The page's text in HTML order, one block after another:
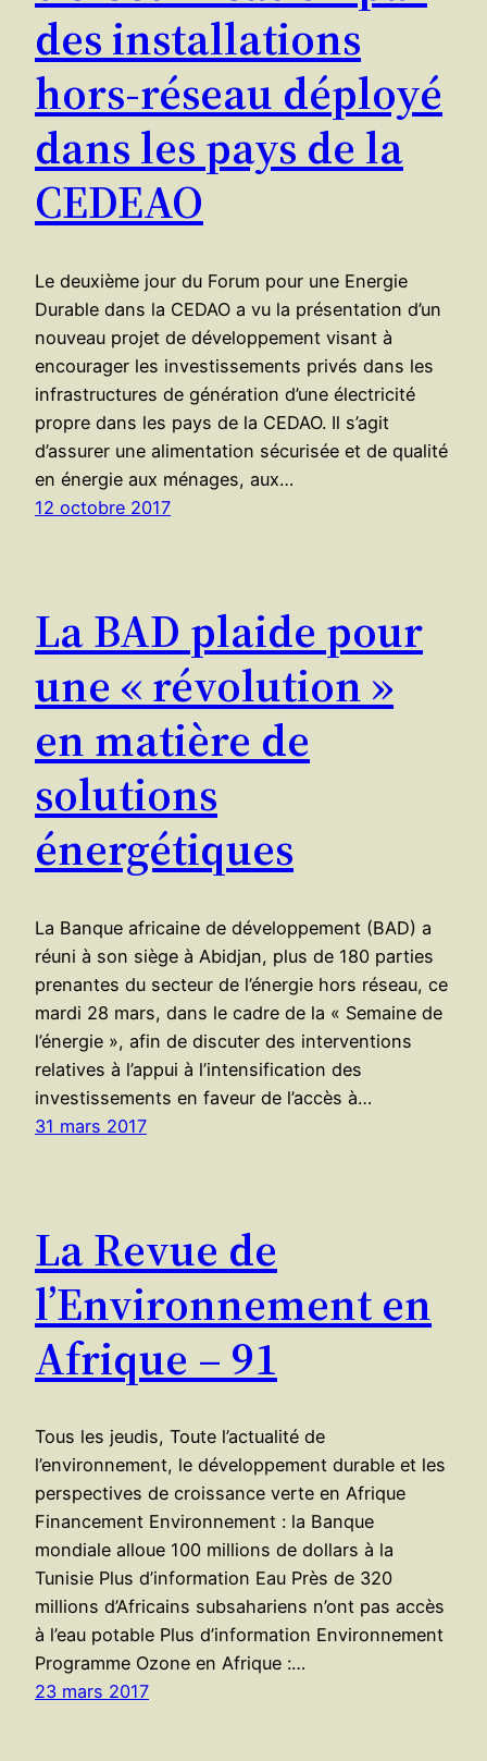
des installations
hors-réseau déployé
dans les pays de la
CEDEAO
Le deuxième jour du Forum pour une Energie
Durable dans la CEDAO a vu la présentation d’un
nouveau projet de développement visant à
encourager les investissements privés dans les
infrastructures de génération d’une électricité
propre dans les pays de la CEDAO. Il s’agit
d’assurer une alimentation sécurisée et de qualité
en énergie aux ménages, aux…
12 octobre 2017
La BAD plaide pour
une « révolution »
en matière de
solutions
énergétiques
La Banque africaine de développement (BAD) a
réuni à son siège à Abidjan, plus de 180 parties
prenantes du secteur de l’énergie hors réseau, ce
mardi 28 mars, dans le cadre de la « Semaine de
l’énergie », afin de discuter des interventions
relatives à l’appui à l’intensification des
investissements en faveur de l’accès à…
31 mars 2017
La Revue de
l’Environnement en
Afrique – 91
Tous les jeudis, Toute l’actualité de
l’environnement, le développement durable et les
perspectives de croissance verte en Afrique
Financement Environnement : la Banque
mondiale alloue 100 millions de dollars à la
Tunisie Plus d’information Eau Près de 320
millions d’Africains subsahariens n’ont pas accès
à l’eau potable Plus d’information Environnement
Programme Ozone en Afrique :…
23 mars 2017